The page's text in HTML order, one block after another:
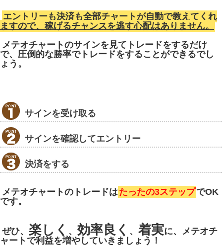
エントリーも決済も全部チャートが自動で教えてくれ
ますので、稼げるチャンスを逃す心配はありません。
メテオチャートのサインを見てトレードをするだけ
で、圧倒的な勝率でトレードをすることができるでし
ょう。
サインを受け取る
サインを確認してエントリー
決済をする
メテオチャートのトレードは たったの3ステップでOK
です。
ぜひ、 楽しく 、 効率良く 、 着実に、メテオチ
ャートで利益を増やしていきましょう！